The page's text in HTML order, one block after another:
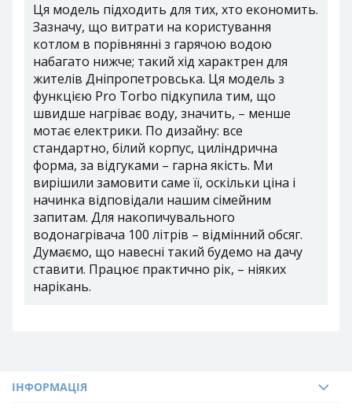
Ця модель підходить для тих, хто економить.
Зазначу, що витрати на користування
котлом в порівнянні з гарячою водою
набагато нижче; такий хід характрен для
жителів Дніпропетровська. Ця модель з
функцією Pro Torbo підкупила тим, що
швидше нагріває воду, значить, – менше
мотає електрики. По дизайну: все
стандартно, білий корпус, циліндрична
форма, за відгуками – гарна якість. Ми
вирішили замовити саме її, оскільки ціна і
начинка відповідали нашим сімейним
запитам. Для накопичувального
водонагрівача 100 літрів – відмінний обсяг.
Думаємо, що навесні такий будемо на дачу
ставити. Працює практично рік, – ніяких
нарікань.
ІНФОРМАЦІЯ